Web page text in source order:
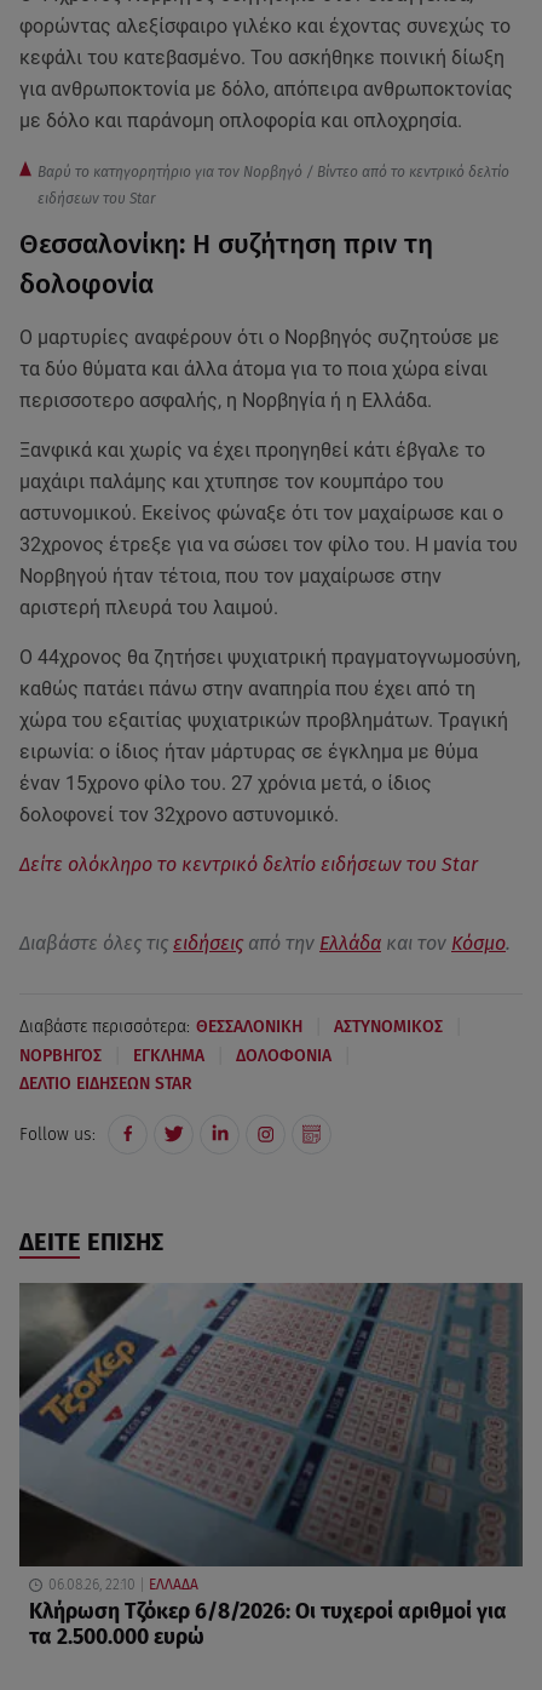
φορώντας αλεξίσφαιρο γιλέκο και έχοντας συνεχώς το
κεφάλι του κατεβασμένο. Του ασκήθηκε ποινική δίωξη
για ανθρωποκτονία με δόλο, απόπειρα ανθρωποκτονίας
με δόλο και παράνομη οπλοφορία και οπλοχρησία.
Βαρύ το κατηγορητήριο για τον Νορβηγό / Βίντεο από το κεντρικό δελτίο
ειδήσεων του Star
Θεσσαλονίκη: Η συζήτηση πριν τη
δολοφονία
Ο μαρτυρίες αναφέρουν ότι ο Νορβηγός συζητούσε με
τα δύο θύματα και άλλα άτομα για το ποια χώρα είναι
περισσοτερο ασφαλής, η Νορβηγία ή η Ελλάδα.
Ξανφικά και χωρίς να έχει προηγηθεί κάτι έβγαλε το
μαχάιρι παλάμης και χτυπησε τον κουμπάρο του
αστυνομικού. Εκείνος φώναξε ότι τον μαχαίρωσε και ο
32χρονος έτρεξε για να σώσει τον φίλο του. Η μανία του
Νορβηγού ήταν τέτοια, που τον μαχαίρωσε στην
αριστερή πλευρά του λαιμού.
Ο 44χρονος θα ζητήσει ψυχιατρική πραγματογνωμοσύνη,
καθώς πατάει πάνω στην αναπηρία που έχει από τη
χώρα του εξαιτίας ψυχιατρικών προβλημάτων. Τραγική
ειρωνία: ο ίδιος ήταν μάρτυρας σε έγκλημα με θύμα
έναν 15χρονο φίλο του. 27 χρόνια μετά, ο ίδιος
δολοφονεί τον 32χρονο αστυνομικό.
Δείτε ολόκληρο το κεντρικό δελτίο ειδήσεων του Star
Διαβάστε όλες τις ειδήσεις από την Ελλάδα και τον Κόσμο.
Διαβάστε περισσότερα: ΘΕΣΣΑΛΟΝΙΚΗ ΑΣΤΥΝΟΜΙΚΟΣ
ΝΟΡΒΗΓΟΣ ΕΓΚΛΗΜΑ ΔΟΛΟΦΟΝΙΑ
ΔΕΛΤΙΟ ΕΙΔΗΣΕΩΝ STAR
Follow us:
ΔΕΙΤΕ ΕΠΙΣΗΣ
06.08.26, 22:10 ΕΛΛΑΔΑ
Κλήρωση Τζόκερ 6/8/2026: Οι τυχεροί αριθμοί για
τα 2.500.000 ευρώ